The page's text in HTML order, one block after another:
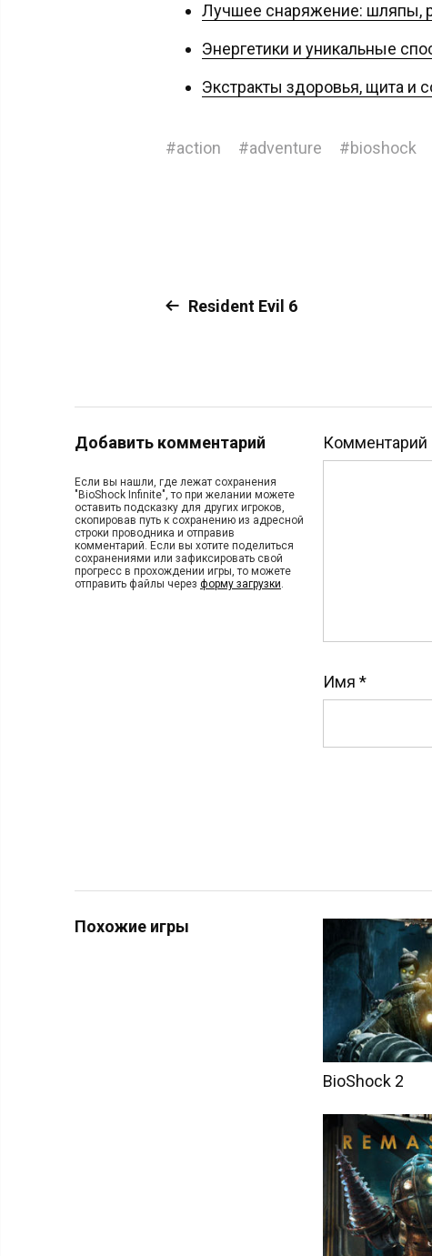
Лучшее снаряжение: шляпы,
Энергетики и уникальные
Экстракты здоровья, щита и
#action #adventure #bioshock
Resident Evil 6
Добавить комментарий
Если вы нашли, где лежат сохранения
"BioShock Infinite", то при желании можете
оставить подсказку для других игроков,
скопировав путь к сохранению из адресной
строки проводника и отправив
комментарий. Если вы хотите поделиться
сохранениями или зафиксировать свой
прогресс в прохождении игры, то можете
отправить файлы через форму загрузки.
Комментарий
Имя *
Похожие игры
BioShock 2